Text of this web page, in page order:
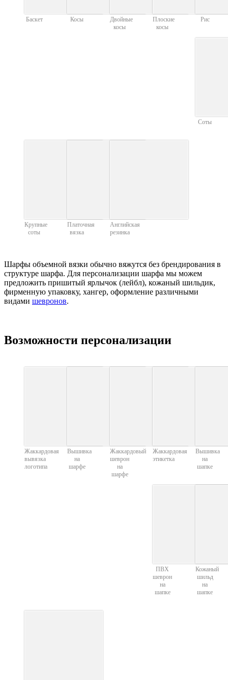
Баскет Косы
Двойные
косы
Плоские
косы
Рис
Соты
Крупные
соты
Платочная
вязка
Английская
резинка
Шарфы объемной вязки обычно вяжутся без брендирования в
структуре шарфа. Для персонализации шарфа мы можем
предложить пришитый ярлычок (лейбл), кожаный шильдик,
фирменную упаковку, хангер, оформление различными
видами шевронов.
Возможности персонализации
Жаккардовая
вывязка
логотипа
Вышивка
на
шарфе
Жаккардовый
шеврон
на
шарфе
Жаккардовая
этикетка
Вышивка
на
шапке
ПВХ
шеврон
на
шапке
Кожаный
шильд
на
шапке